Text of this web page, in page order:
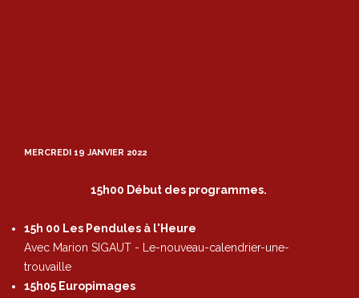
MERCREDI 19 JANVIER 2022
15h00 Début des programmes.
15h 00 Les Pendules à l'Heure
Avec Marion SIGAUT - Le-nouveau-calendrier-une-
trouvaille
15h05 Europimages